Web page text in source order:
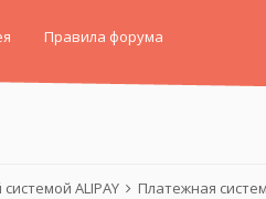
Правила форума
ALIPAY Платежная